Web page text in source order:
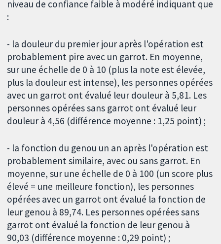
niveau de confiance faible à modéré indiquant que
:
- la douleur du premier jour après l'opération est
probablement pire avec un garrot. En moyenne,
sur une échelle de 0 à 10 (plus la note est élevée,
plus la douleur est intense), les personnes opérées
avec un garrot ont évalué leur douleur à 5,81. Les
personnes opérées sans garrot ont évalué leur
douleur à 4,56 (différence moyenne : 1,25 point) ;
- la fonction du genou un an après l'opération est
probablement similaire, avec ou sans garrot. En
moyenne, sur une échelle de 0 à 100 (un score plus
élevé = une meilleure fonction), les personnes
opérées avec un garrot ont évalué la fonction de
leur genou à 89,74. Les personnes opérées sans
garrot ont évalué la fonction de leur genou à
90,03 (différence moyenne : 0,29 point) ;